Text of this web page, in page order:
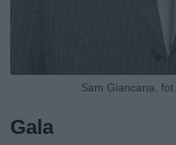
Sam Giancana,
Gala